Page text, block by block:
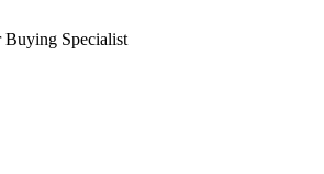
Buying Specialist